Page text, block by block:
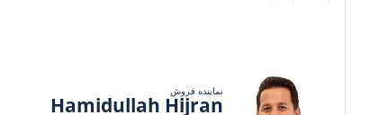
نماینده فروش
Hamidullah Hijran